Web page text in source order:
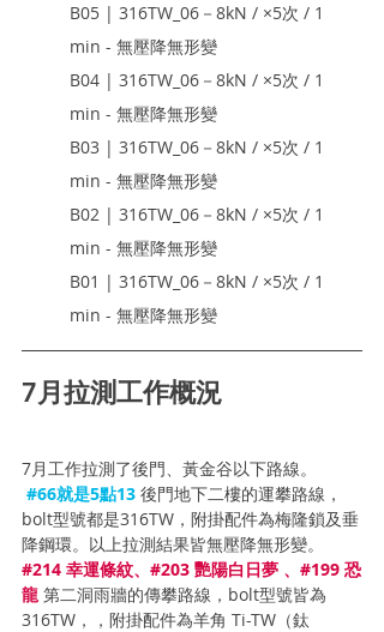
B05 | 316TW_06－8kN / ×5次 / 1
min - 無壓降無形變
B04 | 316TW_06－8kN / ×5次 / 1
min - 無壓降無形變
B03 | 316TW_06－8kN / ×5次 / 1
min - 無壓降無形變
B02 | 316TW_06－8kN / ×5次 / 1
min - 無壓降無形變
B01 | 316TW_06－8kN / ×5次 / 1
min - 無壓降無形變
7月拉測工作概況
7月工作拉測了後門、黃金谷以下路線。
#66就是5點13 後門地下二樓的運攀路線，
bolt型號都是316TW，附掛配件為梅隆鎖及垂
降鋼環。以上拉測結果皆無壓降無形變。
#214 幸運條紋、#203 艷陽白日夢 、#199 恐
龍 第二洞雨牆的傳攀路線，bolt型號皆為
316TW，，附掛配件為羊角 Ti-TW（鈦